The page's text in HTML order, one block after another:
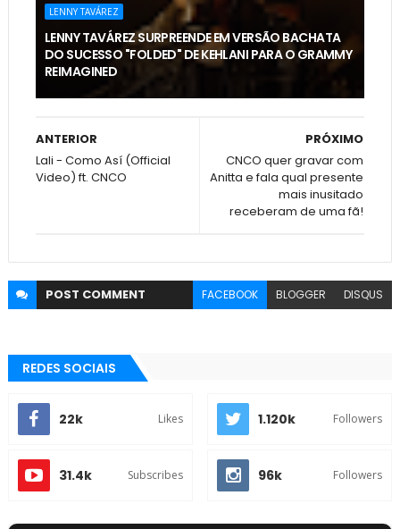
LENNY TAVÁREZ
LENNY TAVÁREZ SURPREENDE EM VERSÃO BACHATA
DO SUCESSO "FOLDED" DE KEHLANI PARA O GRAMMY
REIMAGINED
PRÓXIMO
CNCO quer gravar com
Anitta e fala qual presente
mais inusitado
receberam de uma fã!
ANTERIOR
Lali - Como Así (Official
Video) ft. CNCO
POST COMMENT FACEBOOK BLOGGER DISQUS
REDES SOCIAIS
22k Likes 1.120k Followers
31.4k Subscribes 96k Followers